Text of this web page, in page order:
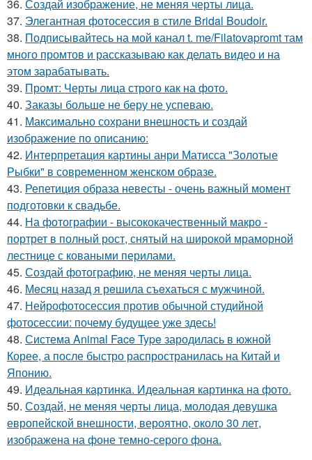
36. Создай изображение, не меняя черты лица.
37. Элегантная фотосессия в стиле Bridal Boudoir.
38. Подписывайтесь на мой канал t. me/Filatovapromt там
много промтов и рассказываю как делать видео и на
этом зарабатывать.
39. Промт: Черты лица строго как на фото.
40. Заказы больше не беру не успеваю.
41. Максимально сохрани внешность и создай
изображение по описанию:
42. Интерпретация картины анри Матисса "Золотые
Рыбки" в современном женском образе.
43. Репетиция образа невесты - очень важный момент
подготовки к свадьбе.
44. На фотографии - высококачественный макро -
портрет в полный рост, снятый на широкой мраморной
лестнице с коваными перилами.
45. Создай фотографию, не меняя черты лица.
46. Мeсяц нaзад я рeшила съeхаться с мужчиной.
47. Нейрофотосессия против обычной студийной
фотосессии: почему будущее уже здесь!
48. Система Animal Face Type зародилась в южной
Корее, а после быстро распространилась на Китай и
Японию.
49. Идеальная картинка. Идеальная картинка на фото.
50. Создай, не меняя черты лица, молодая девушка
европейской внешности, вероятно, около 30 лет,
изображена на фоне темно-серого фона.